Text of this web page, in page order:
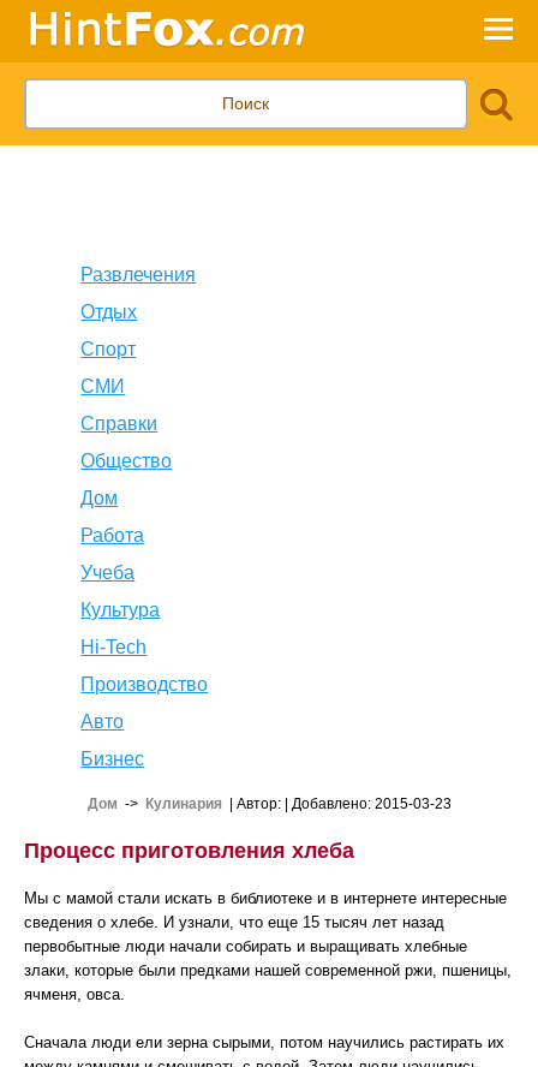
Развлечения
Отдых
Спорт
СМИ
Справки
Общество
Дом
Работа
Учеба
Культура
Hi-Tech
Производство
Авто
Бизнес
Дом -> Кулинария | Автор: | Добавлено: 2015-03-23
Процесс приготовления хлеба
Мы с мамой стали искать в библиотеке и в интернете интересные
сведения о хлебе. И узнали, что еще 15 тысяч лет назад
первобытные люди начали собирать и выращивать хлебные
злаки, которые были предками нашей современной ржи, пшеницы,
ячменя, овса.
Сначала люди ели зерна сырыми, потом научились растирать их